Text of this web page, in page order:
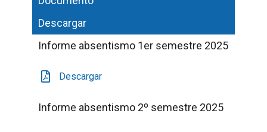
Descargar
Informe absentismo 1er semestre 2025
Descargar
Informe absentismo 2º semestre 2025